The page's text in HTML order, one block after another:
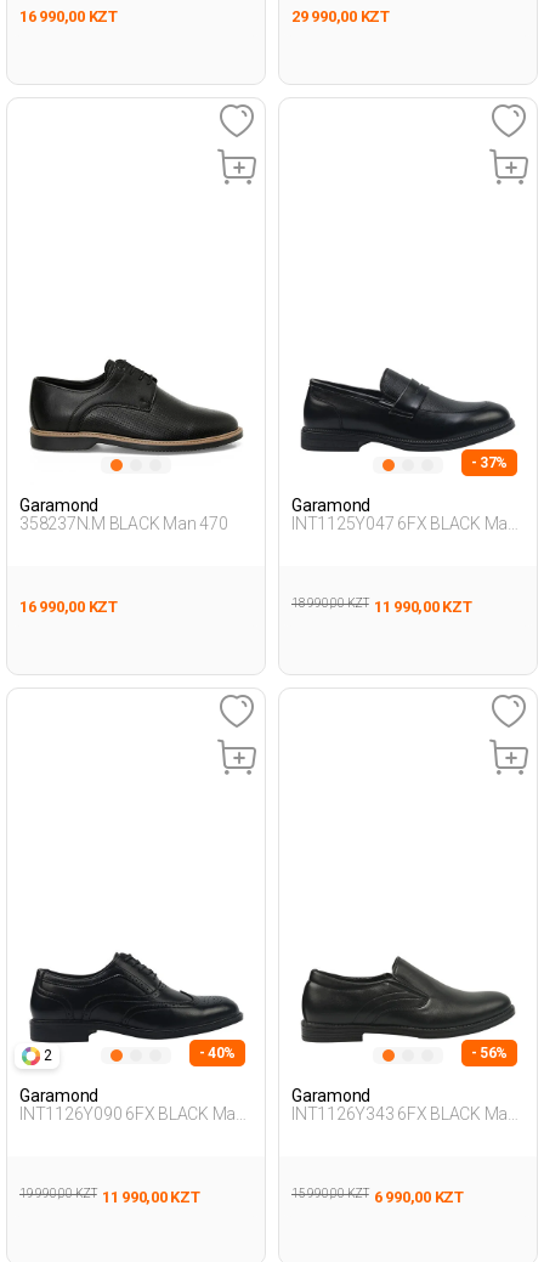
16 990,00 KZT 29 990,00 KZT
Garamond
358237N.M BLACK Man 470
16 990,00 KZT
- 37%
Garamond
INT1125Y047 6FX BLACK Man
18 990,00 KZT 11 990,00 KZT
2 - 40%
Garamond
INT1126Y090 6FX BLACK Man
19 990,00 KZT 11 990,00 KZT
- 56%
Garamond
INT1126Y343 6FX BLACK Man
15 990,00 KZT 6 990,00 KZT